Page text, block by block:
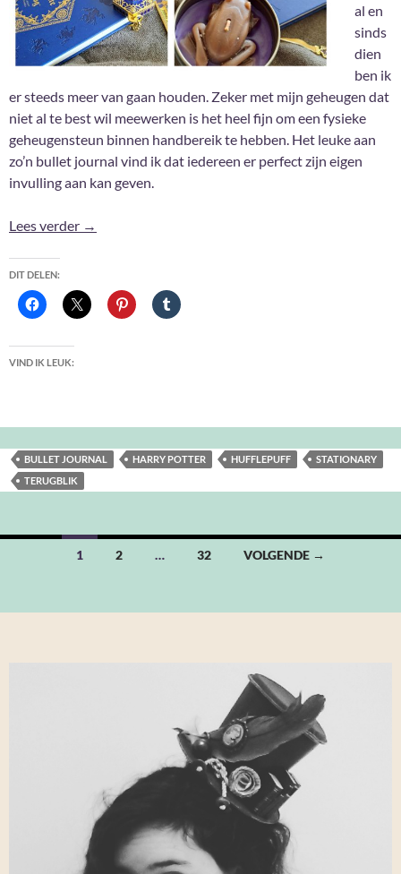
al en
sinds
dien
ben ik
er steeds meer van gaan houden. Zeker met mijn geheugen dat
niet al te best wil meewerken is het heel fijn om een fysieke
geheugensteun binnen handbereik te hebben. Het leuke aan
zo’n bullet journal vind ik dat iedereen er perfect zijn eigen
invulling aan kan geven.
Lees verder Bullet Journal 2025 #1
→
DIT DELEN:
VIND IK LEUK:
BULLET JOURNAL HARRY POTTER HUFFLEPUFF
STATIONARY
TERUGBLIK
Berichten
1 2 … 32 VOLGENDE →